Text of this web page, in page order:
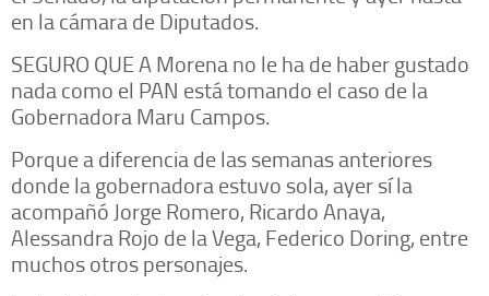
en la cámara de Diputados.
SEGURO QUE A Morena no le ha de haber gustado
nada como el PAN está tomando el caso de la
Gobernadora Maru Campos.
Porque a diferencia de las semanas anteriores
donde la gobernadora estuvo sola, ayer sí la
acompañó Jorge Romero, Ricardo Anaya,
Alessandra Rojo de la Vega, Federico Doring, entre
muchos otros personajes.